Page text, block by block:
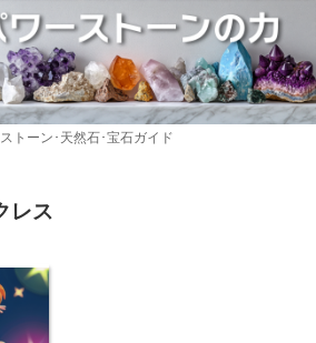
トーン･天然石･宝石ガイド
レス